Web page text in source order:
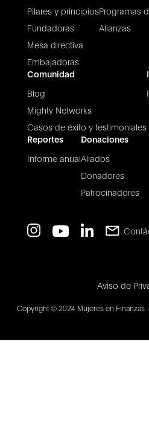
Pilares y principios
Fundadoras
Mesa directiva
Embajadoras
Programas
Alianzas
Comunidad
Blog
Mighty Networks
Casos de éxito y testimoniales
Reportes
Informe anual
Donaciones
Aliados
Donadores
Patrocinadores
Aviso de
Copyright © 2024 Mujeres en Finanzas